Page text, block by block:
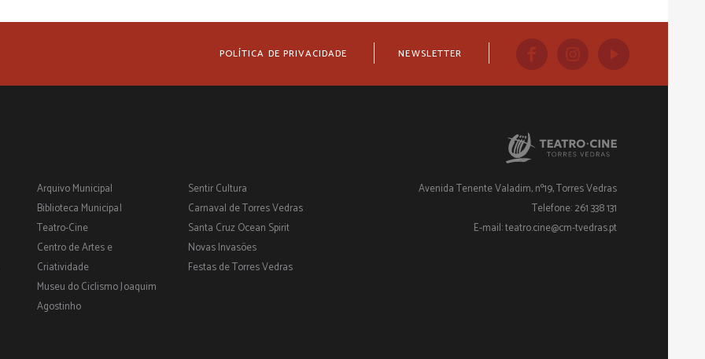
POLÍTICA DE PRIVACIDADE NEWSLETTER
Arquivo Municipal
Biblioteca Municipal
Teatro-Cine
Centro de Artes e
Criatividade
Museu do Ciclismo Joaquim
Agostinho
Sentir Cultura
Carnaval de Torres Vedras
Santa Cruz Ocean Spirit
Novas Invasões
Festas de Torres Vedras
Avenida Tenente Valadim, nº19, Torres Vedras
Telefone: 261 338 131
E-mail: teatro.cine@cm-tvedras.pt